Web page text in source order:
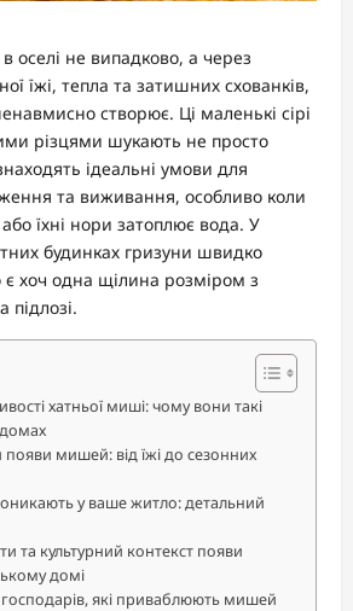
оселі не випадково, а через
їжі, тепла та затишних схованків,
створює. Ці маленькі сірі
різцями шукають не просто
ідеальні умови для
та виживання, особливо коли
їхні нори затоплює вода. У
будинках гризуни швидко
хоч одна щілина розміром з
підлозі.
хатньої миші: чому вони такі
появи мишей: від їжі до сезонних
у ваше житло: детальний
та культурний контекст появи
домі
які приваблюють мишей